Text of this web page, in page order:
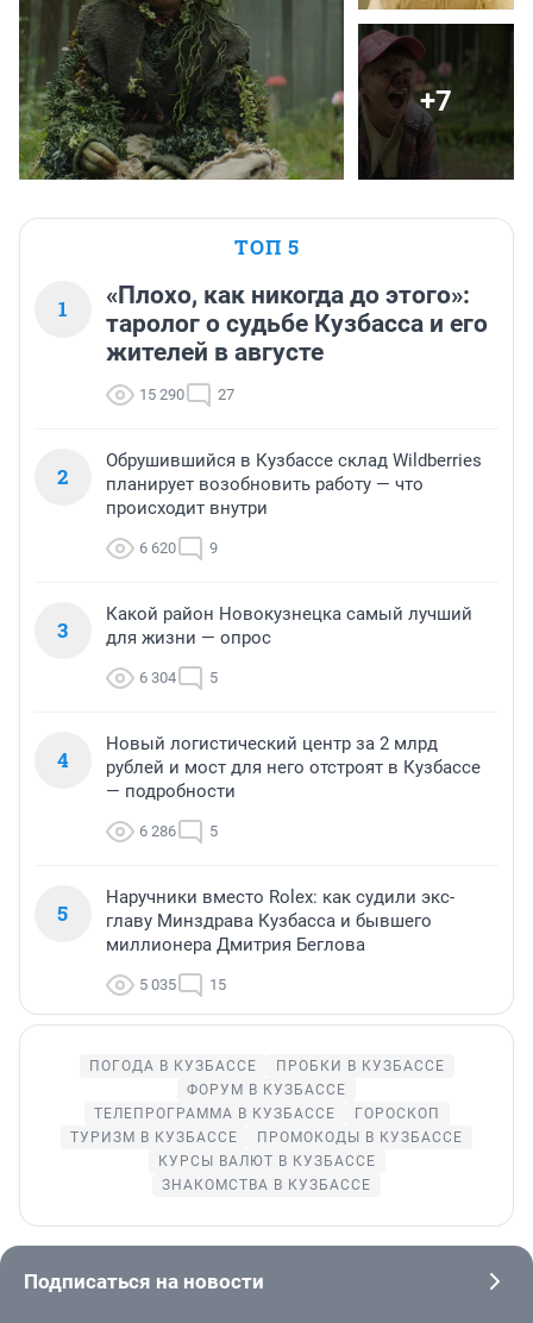
+7
ТОП 5
1
«Плохо, как никогда до этого»:
таролог о судьбе Кузбасса и его
жителей в августе
15 290 27
2
Обрушившийся в Кузбассе склад Wildberries
планирует возобновить работу — что
происходит внутри
6 620 9
3
Какой район Новокузнецка самый лучший
для жизни — опрос
6 304 5
4
Новый логистический центр за 2 млрд
рублей и мост для него отстроят в Кузбассе
— подробности
6 286 5
5
Наручники вместо Rolex: как судили экс-
главу Минздрава Кузбасса и бывшего
миллионера Дмитрия Беглова
5 035 15
ПОГОДА В КУЗБАССЕ
ПРОБКИ В КУЗБАССЕ
ФОРУМ В КУЗБАССЕ
ТЕЛЕПРОГРАММА В КУЗБАССЕ
ГОРОСКОП
ТУРИЗМ В КУЗБАССЕ
ПРОМОКОДЫ В КУЗБАССЕ
КУРСЫ ВАЛЮТ В КУЗБАССЕ
ЗНАКОМСТВА В КУЗБАССЕ
Подписаться на новости